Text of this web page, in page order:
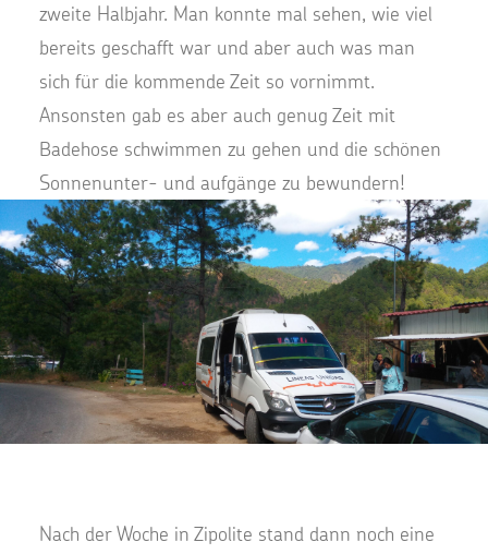
zweite Halbjahr. Man konnte mal sehen, wie viel
bereits geschafft war und aber auch was man
sich für die kommende Zeit so vornimmt.
Ansonsten gab es aber auch genug Zeit mit
Badehose schwimmen zu gehen und die schönen
Sonnenunter- und aufgänge zu bewundern!
Nach der Woche in Zipolite stand dann noch eine